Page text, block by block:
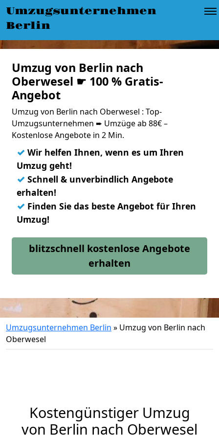
Umzugsunternehmen
Berlin
Umzug von Berlin nach
Oberwesel ☛ 100 % Gratis-
Angebot
Umzug von Berlin nach Oberwesel : Top-
Umzugsunternehmen ➨ Umzüge ab 88€ –
Kostenlose Angebote in 2 Min.
✓ Wir helfen Ihnen, wenn es um Ihren
Umzug geht!
✓ Schnell & unverbindlich Angebote
erhalten!
✓ Finden Sie das beste Angebot für Ihren
Umzug!
blitzschnell kostenlose Angebote
erhalten
Umzugsunternehmen Berlin » Umzug von Berlin nach
Oberwesel
Kostengünstiger Umzug
von Berlin nach Oberwesel